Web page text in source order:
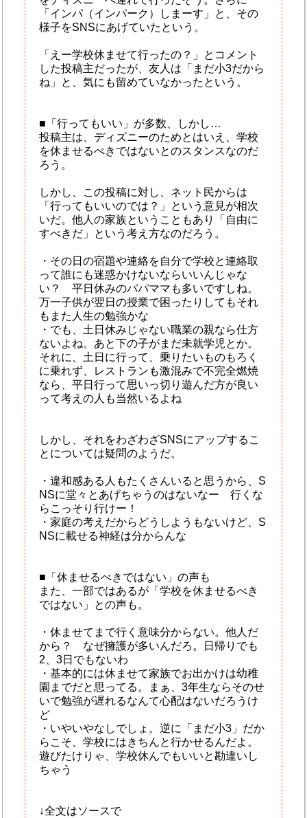
「インパ（インパーク）しまーす」と、その
様子をSNSにあげていたという。
「えー学校休ませて行ったの？」とコメント
した投稿主だったが、友人は「まだ小3だから
ね」と、気にも留めていなかったという。
■「行ってもいい」が多数、しかし…
投稿主は、ディズニーのためとはいえ、学校
を休ませるべきではないとのスタンスなのだ
ろう。
しかし、この投稿に対し、ネット民からは
「行ってもいいのでは？」という意見が相次
いだ。他人の家族ということもあり「自由に
すべきだ」という考え方なのだろう。
・その日の宿題や連絡を自分で学校と連絡取
って誰にも迷惑かけないならいいんじゃな
い？ 平日休みのパパママも多いですしね。
万一子供が翌日の授業で困ったりしてもそれ
もまた人生の勉強かな
・でも、土日休みじゃない職業の親なら仕方
ないよね。あと下の子がまだ未就学児とか。
それに、土日に行って、乗りたいものもろく
に乗れず、レストランも激混みで不完全燃焼
なら、平日行って思いっ切り遊んだ方が良い
って考えの人も当然いるよね
しかし、それをわざわざSNSにアップするこ
とについては疑問のようだ。
・違和感ある人もたくさんいると思うから、S
NSに堂々とあげちゃうのはないなー 行くな
らこっそり行けー！
・家庭の考えだからどうしようもないけど、S
NSに載せる神経は分からんな
■「休ませるべきではない」の声も
また、一部ではあるが「学校を休ませるべき
ではない」との声も。
・休ませてまで行く意味分からない。他人だ
から？ なぜ擁護が多いんだろ。日帰りでも
2、3日でもないわ
・基本的には休ませて家族でお出かけは幼稚
園までだと思ってる。まぁ、3年生ならそのせ
いで勉強が遅れるなんて心配はないだろうけ
ど
・いやいやなしでしょ。逆に「まだ小3」だか
らこそ、学校にはきちんと行かせるんだよ。
遊びたけりゃ、学校休んでもいいと勘違いし
ちゃう
↓全文はソースで